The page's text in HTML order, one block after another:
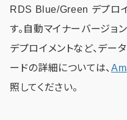
RDS Blue/Green デプロ
す。自動マイナーバージョ
デプロイメントなど、デー
ードの詳細については、
照してください。